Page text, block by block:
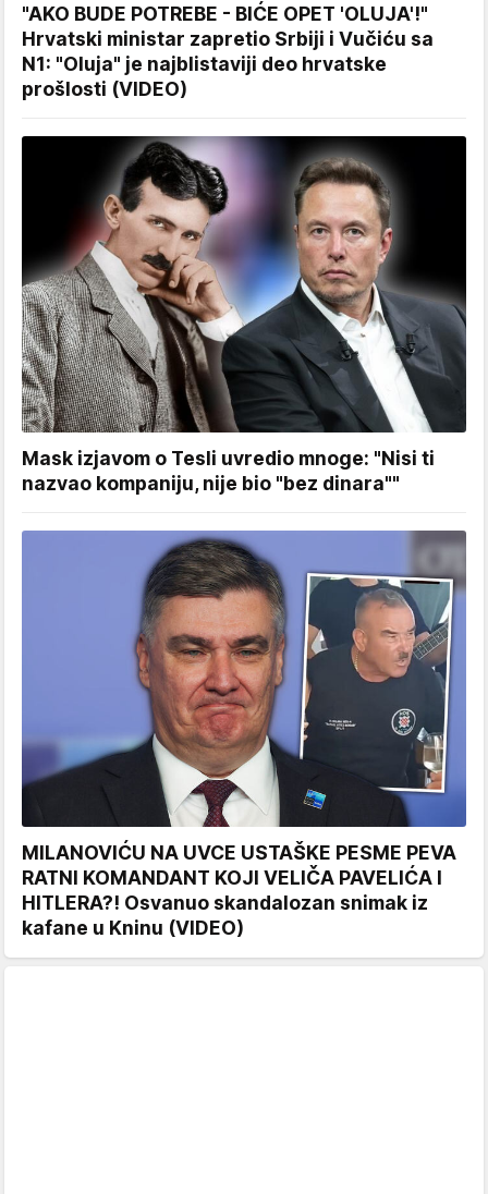
"AKO BUDE POTREBE - BIĆE OPET 'OLUJA'!"
Hrvatski ministar zapretio Srbiji i Vučiću sa
N1: "Oluja" je najblistaviji deo hrvatske
prošlosti (VIDEO)
Mask izjavom o Tesli uvredio mnoge: "Nisi ti
nazvao kompaniju, nije bio "bez dinara""
MILANOVIĆU NA UVCE USTAŠKE PESME PEVA
RATNI KOMANDANT KOJI VELIČA PAVELIĆA I
HITLERA?! Osvanuo skandalozan snimak iz
kafane u Kninu (VIDEO)